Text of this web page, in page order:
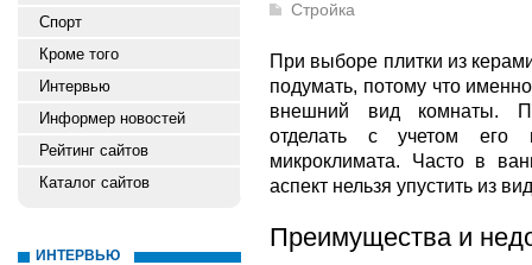
Спорт
Кроме того
Интервью
Информер новостей
Рейтинг сайтов
Каталог сайтов
ИНТЕРВЬЮ
Стройка
При выборе плитки из
подумать, потому что
внешний вид комнаты.
отделать с учетом его
микроклимата. Часто в
аспект нельзя упустить из
Преимущества и